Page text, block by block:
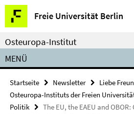
Springe
direkt
zu
Inhalt
Freie Universität Berlin
Service-
Navigation
Osteuropa-Institut
MENÜ
Startseite Newsletter
Liebe
Osteuropa-Instituts der Freien
Politik
The EU, the EAEU and